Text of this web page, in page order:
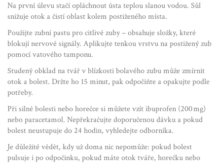
Na první úlevu stačí opláchnout ústa teplou slanou vodou. Sůl
snižuje otok a čistí oblast kolem postiženého místa.
Použijte zubní pastu pro citlivé zuby – obsahuje složky, které
blokují nervové signály. Aplikujte tenkou vrstvu na postižený zub
pomocí vatového tamponu.
Studený obklad na tvář v blízkosti bolavého zubu může zmírnit
otok a bolest. Držte ho 15 minut, pak odpočiňte a opakujte podle
potřeby.
Při silné bolesti nebo horečce si můžete vzít ibuprofen (200 mg)
nebo paracetamol. Nepřekračujte doporučenou dávku a pokud
bolest neustupuje do 24 hodin, vyhledejte odborníka.
Je důležité vědět, kdy už doma nic nepomůže: pokud bolest
pulsuje i po odpočinku, pokud máte otok tváře, horečku nebo